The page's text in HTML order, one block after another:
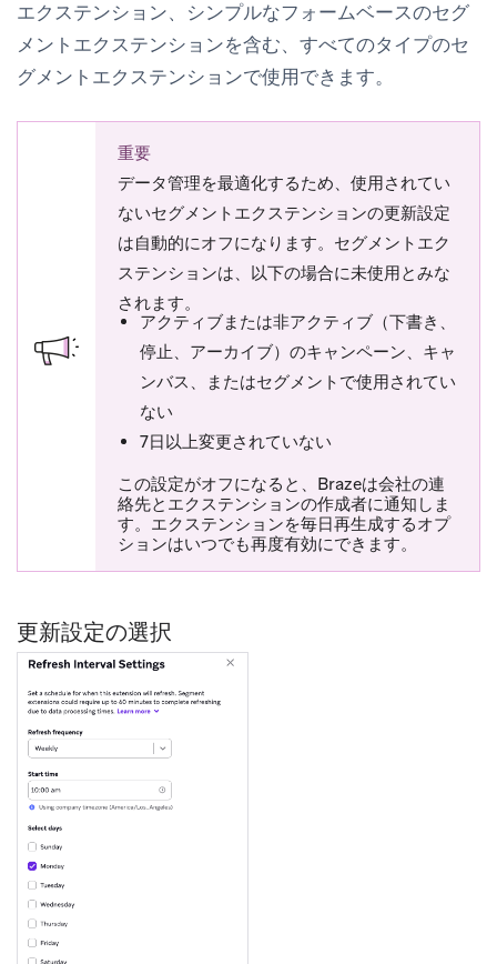
エクステンション、シンプルなフォームベースのセグ
メントエクステンションを含む、すべてのタイプのセ
グメントエクステンションで使用できます。
重要
データ管理を最適化するため、使用されてい
ないセグメントエクステンションの更新設定
は自動的にオフになります。セグメントエク
ステンションは、以下の場合に未使用とみな
されます。
アクティブまたは非アクティブ（下書き、
停止、アーカイブ）のキャンペーン、キャ
ンバス、またはセグメントで使用されてい
ない
7日以上変更されていない
この設定がオフになると、Brazeは会社の連
絡先とエクステンションの作成者に通知しま
す。エクステンションを毎日再生成するオプ
ションはいつでも再度有効にできます。
更新設定の選択